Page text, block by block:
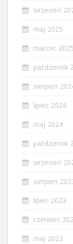
wrzesień
maj 2025
marzec 2025
październik
sierpień
lipiec 2024
maj 2024
październik
wrzesień
sierpień
lipiec 2023
czerwiec
maj 2023